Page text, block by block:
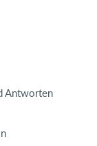
Antworten